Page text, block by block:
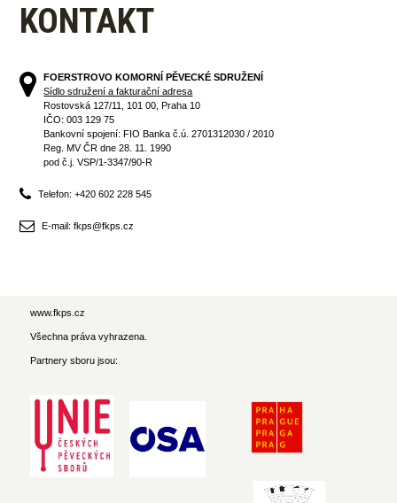
KONTAKT
FOERSTROVO KOMORNÍ PĚVECKÉ SDRUŽENÍ
Sídlo sdružení a fakturační adresa
Rostovská 127/11, 101 00, Praha 10
IČO: 003 129 75
Bankovní spojení: FIO Banka č.ú. 2701312030 / 2010
Reg. MV ČR dne 28. 11. 1990
pod č.j. VSP/1-3347/90-R
Telefon: +420 602 228 545
E-mail: fkps@fkps.cz
www.fkps.cz
Všechna práva vyhrazena.
Partnery sboru jsou: